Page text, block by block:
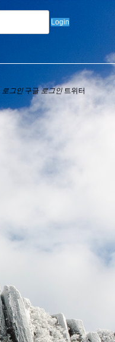
Login
로그인 구글로그인 트위터